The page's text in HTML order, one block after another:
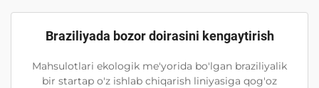
Braziliyada bozor doirasini kengaytirish
Mahsulotlari ekologik me'yorida bo'lgan braziliyalik
bir startap o'z ishlab chiqarish liniyasiga qog'oz